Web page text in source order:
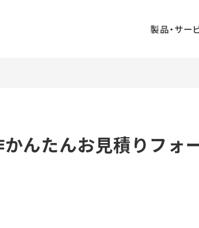
製品・サー
山口ふるさと観
大村印刷
んたんお見積りフォ